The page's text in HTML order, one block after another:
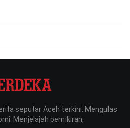
seputar Aceh terkini. Mengulas
Menjelajah pemikiran,